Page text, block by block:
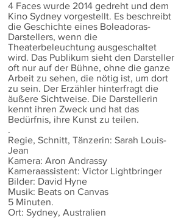
4 Faces wurde 2014 gedreht und dem
Kino Sydney vorgestellt. Es beschreibt
die Geschichte eines Boleadoras-
Darstellers, wenn die
Theaterbeleuchtung ausgeschaltet
wird. Das Publikum sieht den Darsteller
oft nur auf der Bühne, ohne die ganze
Arbeit zu sehen, die nötig ist, um dort
zu sein. Der Erzähler hinterfragt die
äußere Sichtweise. Die Darstellerin
kennt ihren Zweck und hat das
Bedürfnis, ihre Kunst zu teilen.
.
Regie, Schnitt, Tänzerin: Sarah Louis-
Jean
Kamera: Aron Andrassy
Kameraassistent: Victor Lightbringer
Bilder: David Hyne
Musik: Beats on Canvas
5 Minuten.
Ort: Sydney, Australien